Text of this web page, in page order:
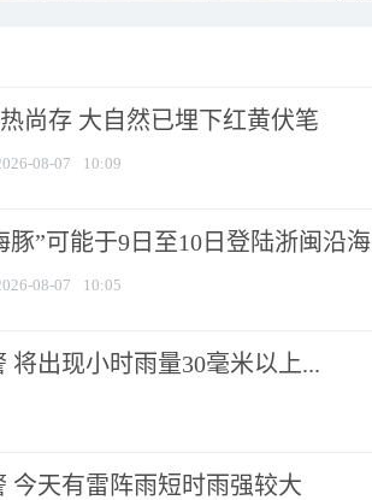
尚存 大自然已埋下红黄伏笔
08-07 10:09
豚”可能于9日至10日登陆浙闽沿海
08-07 10:05
将出现小时雨量30毫米以上...
今天有雷阵雨短时雨强较大